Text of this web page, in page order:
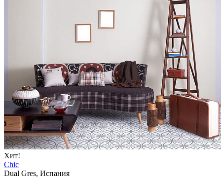
Хит!
Chic
Dual Gres, Испания